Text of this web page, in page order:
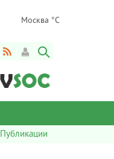
Москва °C
Публикации